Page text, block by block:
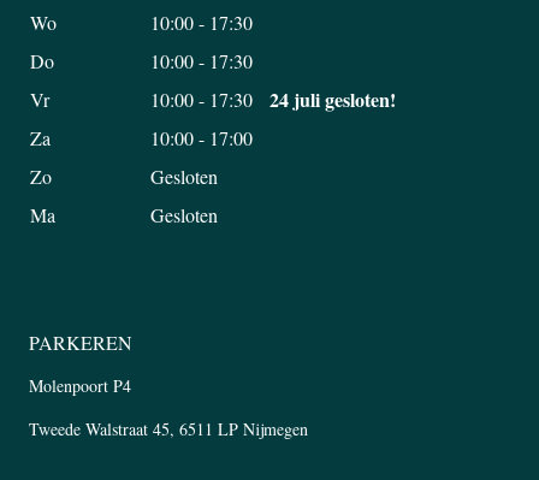
Wo
10:00 - 17:30
Do
10:00 - 17:30
Vr
10:00 - 17:30 24 juli gesloten!
Za
10:00 - 17:00
Zo
Gesloten
Ma
Gesloten
PARKEREN
Molenpoort P4
Tweede Walstraat 45, 6511 LP Nijmegen